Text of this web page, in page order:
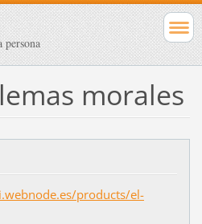
persona
morales
products/el-